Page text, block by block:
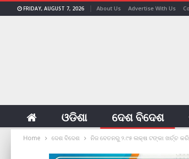
FRIDAY, AUGUST 7, 2026 About Us Advertise With Us
ଓଡିଶା ଦେଶ ବିଦେଶ
Home ଦେଶ ବିଦେଶ ନିଜ ବେତନରୁ ୨.୯୫ ଲକ୍ଷ ଟଙ୍କା ଖର୍ଚ୍ଚ